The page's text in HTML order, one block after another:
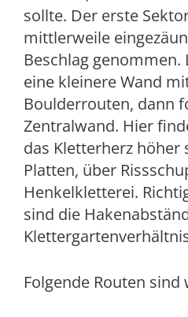
sollte. Der erste
mittlerweile
Beschlag
eine kleinere Wand
Boulderrouten, dann
Zentralwand. Hier
das Kletterherz höher
Platten, über
Henkelkletterei.
sind die
Folgende Routen